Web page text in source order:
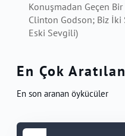
Konuşmadan Geçen
Clinton Godson; Biz
Eski Sevgili)
En Çok
En son aranan öykücüler